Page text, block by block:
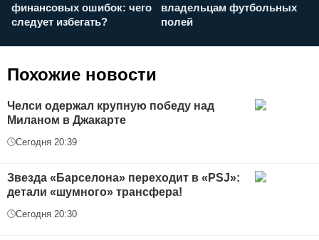
финансовых ошибок: чего
следует избегать?
владельцам футбольных
полей
Похожие новости
Челси одержал крупную победу над
Миланом в Джакарте
Сегодня 20:39
Звезда «Барселона» переходит в «PSJ»:
детали «шумного» трансфера!
Сегодня 20:30